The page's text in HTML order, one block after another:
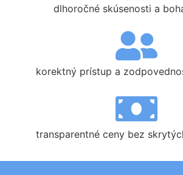
dlhoročné skúsenosti a
korektný prístup a
transparentné ceny bez